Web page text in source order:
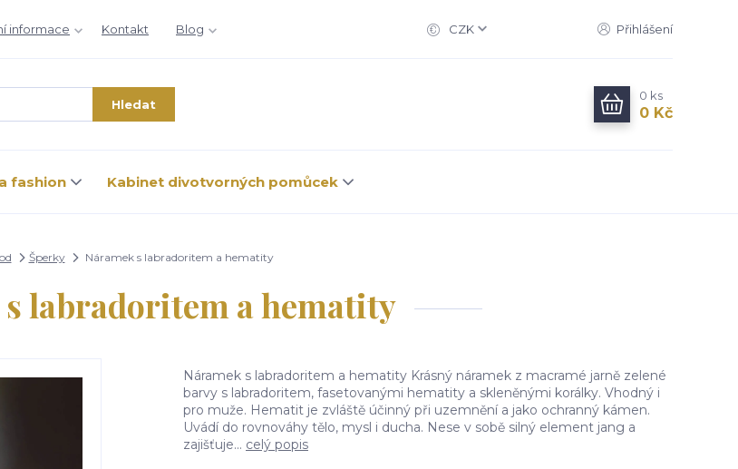
informace Kontakt Blog CZK Přihlášení
Hledat
0 ks
0 Kč
fashion Kabinet divotvorných pomůcek
Šperky Náramek s labradoritem a hematity
labradoritem a hematity
Náramek s labradoritem a hematity Krásný náramek z macramé jarně zelené
barvy s labradoritem, fasetovanými hematity a skleněnými korálky. Vhodný i
pro muže. Hematit je zvláště účinný při uzemnění a jako ochranný kámen.
Uvádí do rovnováhy tělo, mysl i ducha. Nese v sobě silný element jang a
zajišťuje... celý popis